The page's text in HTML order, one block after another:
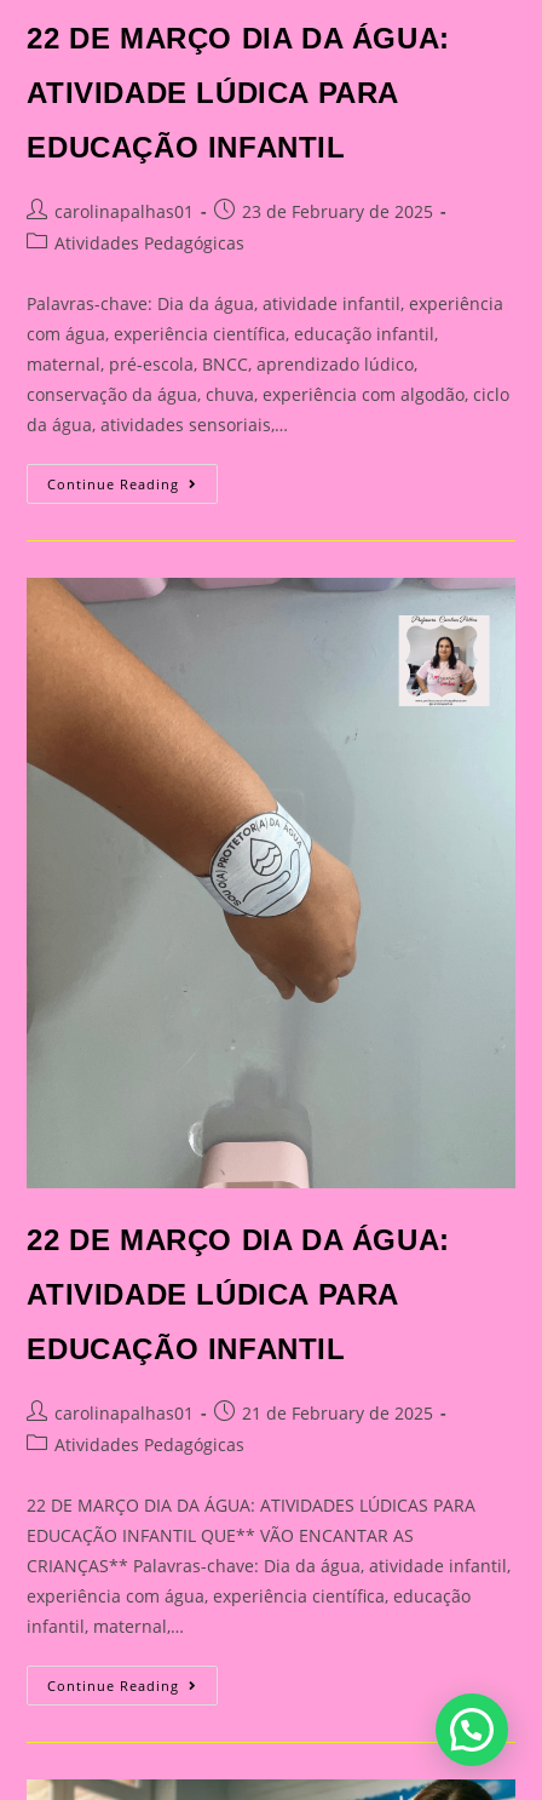
22 DE MARÇO DIA DA ÁGUA:
ATIVIDADE LÚDICA PARA
EDUCAÇÃO INFANTIL
Post
author:
carolinapalhas01
Post
published:
23 de February de 2025
PostAtividades Pedagógicas
Palavras-chave: Dia da água, atividade infantil, experiência
com água, experiência científica, educação infantil,
maternal, pré-escola, BNCC, aprendizado lúdico,
conservação da água, chuva, experiência com algodão, ciclo
da água, atividades sensoriais,…
Continue Reading 22
DE
DIA
ATIVIDADE
PARA
22 DE MARÇO DIA DA ÁGUA:
ATIVIDADE LÚDICA PARA
EDUCAÇÃO INFANTIL
Post
author:
carolinapalhas01
Post
published:
21 de February de 2025
PostAtividades Pedagógicas
22 DE MARÇO DIA DA ÁGUA: ATIVIDADES LÚDICAS PARA
EDUCAÇÃO INFANTIL QUE** VÃO ENCANTAR AS
CRIANÇAS** Palavras-chave: Dia da água, atividade infantil,
experiência com água, experiência científica, educação
infantil, maternal,…
Continue Reading 22
DE
DIA
ATIVIDADE